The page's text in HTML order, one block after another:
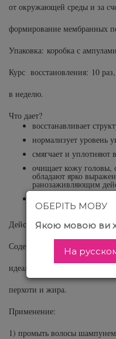
от окружающей среды и за
формирование мембранных
Упаковка: коробка с
Курс восстановления: 10
в неделю.
Что дает?
восстанавливает
нормализует уровень
смягчает и уплотняют
очищает кожу головы,
обладают ярко
ранозаживляющим
Действует непосредственно
Содержит минерализующие
идеальные физиологические
перхоти и жира.
Применение:
1) промыть волосы
ОБЕРІТЬ МОВУ
Якою мовою ви
На